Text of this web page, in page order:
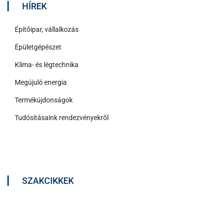
HÍREK
Építőipar, vállalkozás
Épületgépészet
Klíma- és légtechnika
Megújuló energia
Termékújdonságok
Tudósításaink rendezvényekről
SZAKCIKKEK